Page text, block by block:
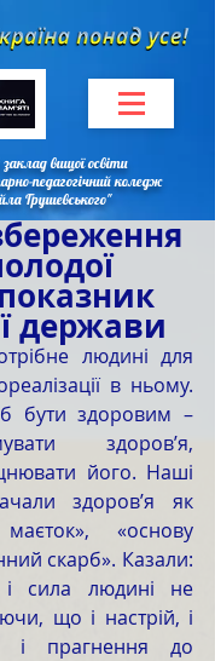
вищої освіти
педагогічний коледж
Грушевського"
держави
в ньому.
бути здоровим –
здоров’я,
його. Наші
здоров’я як
«основу
скарб». Казали:
і сила людині не
що і настрій, і
і прагнення до